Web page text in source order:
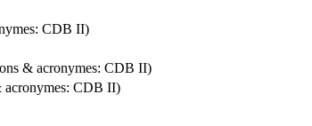
CDB II)
& acronymes: CDB II)
acronymes: CDB II)